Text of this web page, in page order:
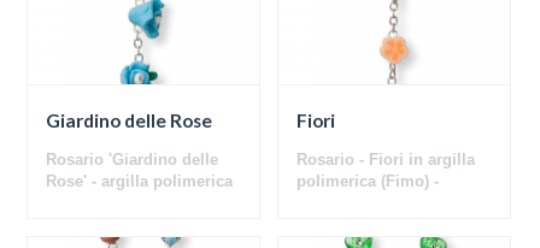
Giardino delle Rose
Rosario 'Giardino delle
Rose' - argilla polimerica
Fiori
Rosario - Fiori in argilla
polimerica (Fimo) -